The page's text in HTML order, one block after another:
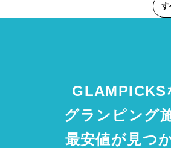
す
GLAMPICKS
グランピング
最安値が見つ